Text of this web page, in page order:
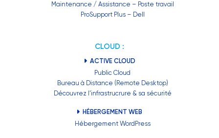
Maintenance / Assistance – Poste travail
ProSupport Plus – Dell
CLOUD :
ACTIVE CLOUD
Public Cloud
Bureau à Distance (Remote Desktop)
Découvrez l’infrastrucrure & sa sécurité
HÉBERGEMENT WEB
Hébergement WordPress